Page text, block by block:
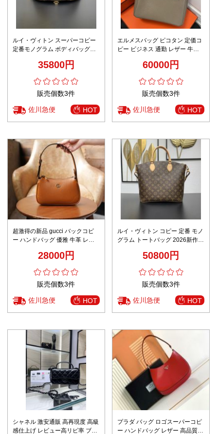
ルイ・ヴィトン スーパーコピー
定番モノグラム ボディバッグ
35800円
販売個数3件
佐川急便 HOT
エルメスバッグ ピコタン 定価コ
ピー ビジネス 通勤 レザー 牛革
60000円
販売個数3件
佐川急便 HOT
超激得の新品 gucci バックコピ
ー ハンドバッグ 優雅 牛革 レデ
28000円
販売個数3件
佐川急便 HOT
ルイ・ヴィトン コピー 定番 モノ
グラム トートバッグ 2026新作
ディテール 安心サイト 追跡可能
50800円
販売個数3件
佐川急便 HOT
シャネル 激安通販 高再現度 高級
感仕上げ レビュー高リピ率 ブラ
プラダ バッグ ロゴスーパーコピ
ー ハンドバッグ レザー 高品質